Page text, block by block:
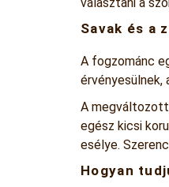
Savak és a
A fogzománc
érvényesülnek,
A megváltozott
egész kicsi
esélye.
Hogyan